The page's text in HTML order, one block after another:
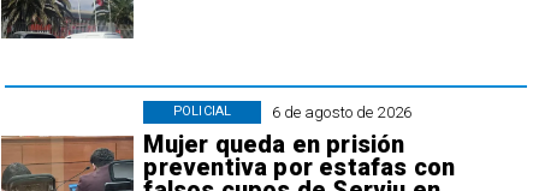
6 de agosto de 2026
Mujer queda en prisión
preventiva por estafas con
POLICIAL